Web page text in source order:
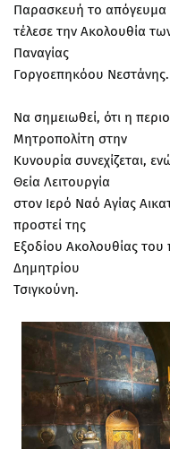
Παρασκευή το απόγευμα
τέλεσε την Ακολουθία
Παναγίας
Γοργοεπηκόου Νεστάνης.
Να σημειωθεί, ότι η
Μητροπολίτη στην
Κυνουρία συνεχίζεται,
Θεία Λειτουργία
στον Ιερό Ναό Αγίας
προστεί της
Εξοδίου Ακολουθίας
Δημητρίου
Τσιγκούνη.